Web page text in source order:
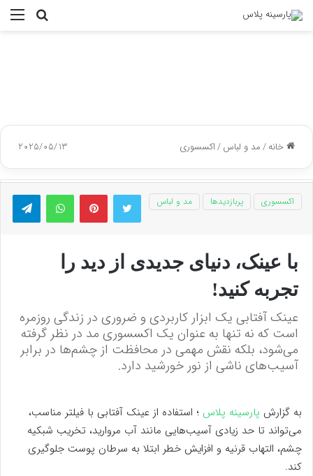
جستجو
خانه/مد و لباس/اکسسوری 2025/05/13
توییتر پینتریستواتس آپ
اکسسوری پربازدیدها مد و لباس
با عینک، دنیای جدیدی از دید را
تجربه کنید!
عینک آفتابی یک ابزار کاربردی و ضروری در زندگی روزمره
است که نه تنها به عنوان یک اکسسوری مد در نظر گرفته
می‌شود، بلکه نقش مهمی در محافظت از چشم‌ها در برابر
آسیب‌های ناشی از نور خورشید دارد.
به گزارش پارسینه پلاس ؛ استفاده از عینک آفتابی با فیلتر مناسب،
می‌تواند تا حد زیادی آسیب‌هایی مانند آب مروارید، تخریب شبکیه
چشم، التهاب قرنیه و افزایش خطر ابتلا به سرطان پوست جلوگیری
کند.